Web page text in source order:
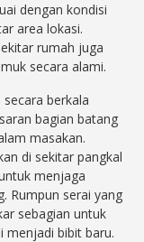
dengan kondisi
area lokasi.
rumah juga
secara alami.
berkala
bagian batang
masakan.
di sekitar pangkal
menjaga
Rumpun serai yang
sebagian untuk
menjadi bibit baru.